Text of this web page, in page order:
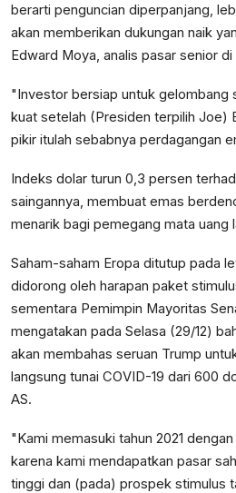
berarti penguncian diperpanjang,
akan memberikan dukungan naik
Edward Moya, analis pasar senior di
"Investor bersiap untuk gelombang
kuat setelah (Presiden terpilih Joe)
pikir itulah sebabnya perdagangan
Indeks dolar turun 0,3 persen
saingannya, membuat emas
menarik bagi pemegang mata uang
Saham-saham Eropa ditutup pada
didorong oleh harapan paket
sementara Pemimpin Mayoritas
mengatakan pada Selasa (29/12)
akan membahas seruan Trump
langsung tunai COVID-19 dari 600
AS.
"Kami memasuki tahun 2021
karena kami mendapatkan pasar
tinggi dan (pada) prospek stimulus